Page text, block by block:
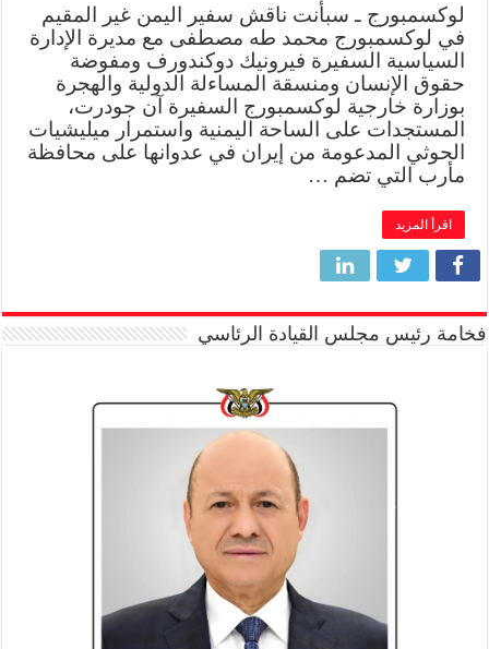
لوكسمبورج ـ سبأنت ناقش سفير اليمن غير المقيم
في لوكسمبورج محمد طه مصطفى مع مديرة الإدارة
السياسية السفيرة فيرونيك دوكندورف ومفوضة
حقوق الإنسان ومنسقة المساءلة الدولية والهجرة
بوزارة خارجية لوكسمبورج السفيرة آن جودرت،
المستجدات على الساحة اليمنية واستمرار ميليشيات
الحوثي المدعومة من إيران في عدوانها على محافظة
مأرب التي تضم …
اقرأ المزيد
فخامة رئيس مجلس القيادة الرئاسي